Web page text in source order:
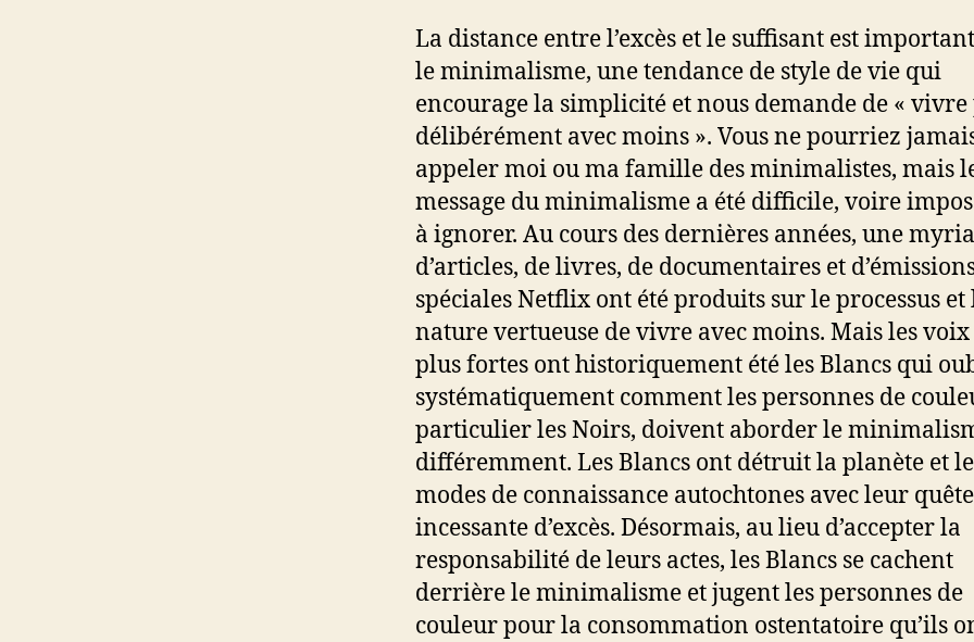
La distance entre l’excès et le suffisant est
le minimalisme, une tendance de style de vie qui
encourage la simplicité et nous demande de « vivre
délibérément avec moins ». Vous ne pourriez
appeler moi ou ma famille des minimalistes, mais
message du minimalisme a été difficile, voire
à ignorer. Au cours des dernières années, une
d’articles, de livres, de documentaires et
spéciales Netflix ont été produits sur le processus et
nature vertueuse de vivre avec moins. Mais les voix
plus fortes ont historiquement été les Blancs qui
systématiquement comment les personnes de
particulier les Noirs, doivent aborder le
différemment. Les Blancs ont détruit la planète et
modes de connaissance autochtones avec leur quête
incessante d’excès. Désormais, au lieu d’accepter la
responsabilité de leurs actes, les Blancs se cachent
derrière le minimalisme et jugent les personnes de
couleur pour la consommation ostentatoire qu’ils